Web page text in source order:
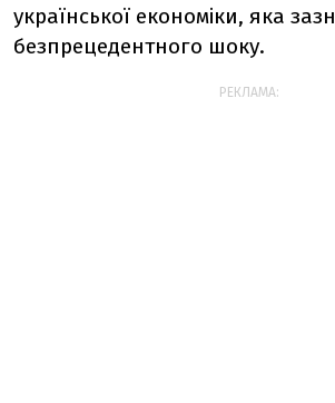
української економіки, яка
безпрецедентного шоку.
РЕКЛАМА: